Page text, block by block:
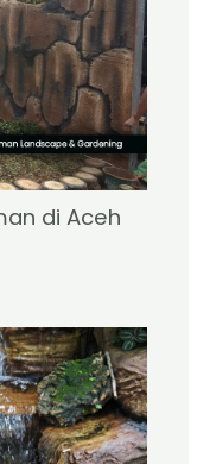
di Aceh